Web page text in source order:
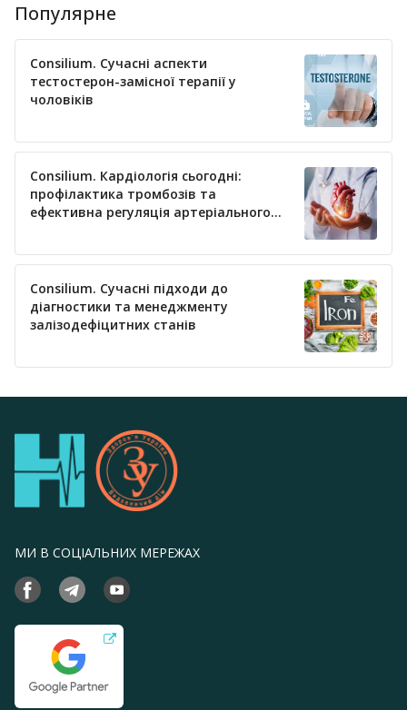
Популярне
Consilium. Сучасні аспекти
тестостерон-замісної терапії у
чоловіків
Consilium. Кардіологія сьогодні:
профілактика тромбозів та
ефективна регуляція артеріального
Consilium. Сучасні підходи до
діагностики та менеджменту
залізодефіцитних станів
МИ В СОЦІАЛЬНИХ МЕРЕЖАХ